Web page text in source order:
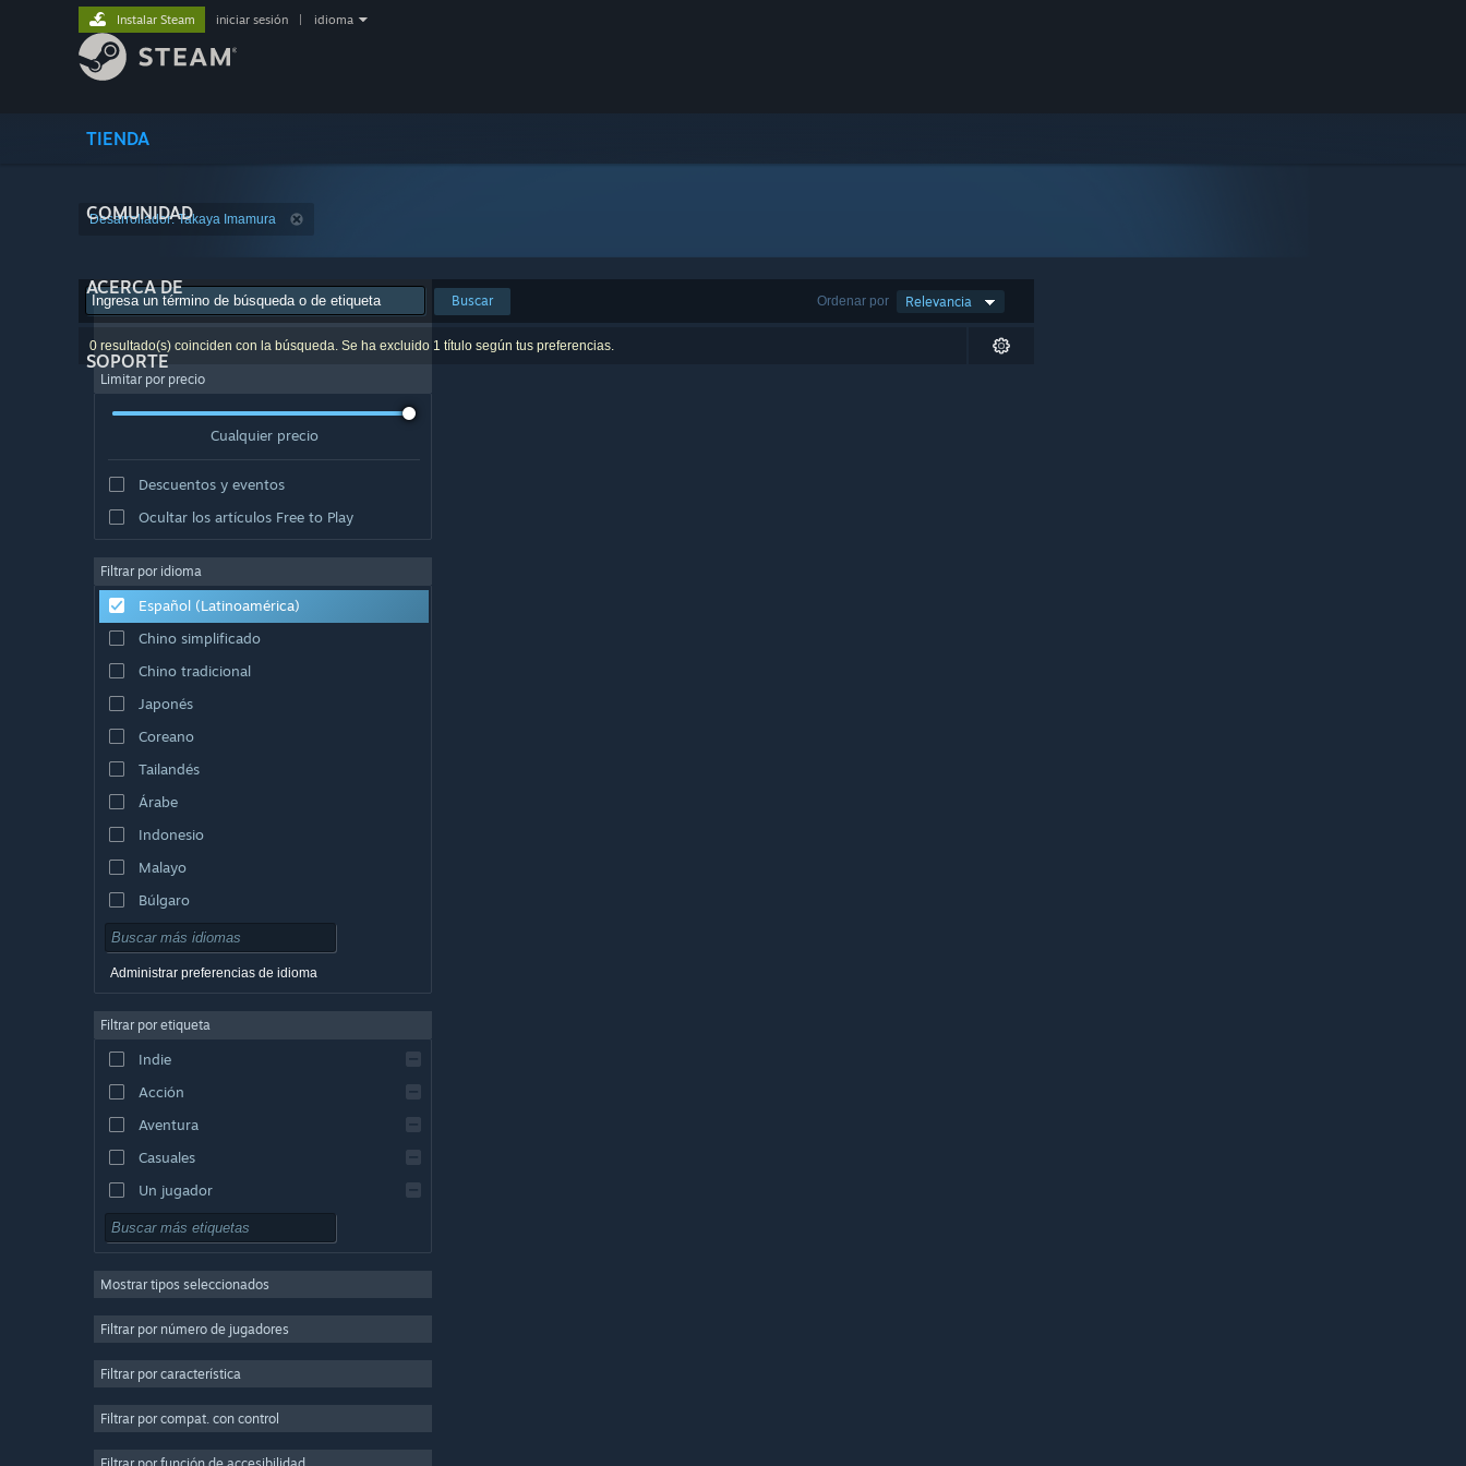
TIENDA
COMUNIDAD
ACERCA DE
SOPORTE
Instalar Steam iniciar sesión idioma
Desarrollador: Takaya Imamura
Ordenar por Relevancia
Buscar
0 resultado(s) coinciden con la búsqueda. Se ha excluido 1 título según tus preferencias.
Limitar por precio
Cualquier precio
Descuentos y eventos
Ocultar los artículos Free to Play
Filtrar por idioma
Español (Latinoamérica)
Chino simplificado
Chino tradicional
Japonés
Coreano
Tailandés
Árabe
Indonesio
Malayo
Búlgaro
Checo
Danés
Inglés
Español (España)
Griego
Administrar preferencias de idioma
Filtrar por etiqueta
Indie
Acción
Aventura
Casuales
Un jugador
Simuladores
Estrategia
3D
Free to Play
Mostrar tipos seleccionados
Filtrar por número de jugadores
Filtrar por característica
Filtrar por compat. con control